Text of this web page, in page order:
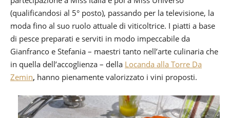
(qualificandosi al 5° posto), passando per la televisione, la
moda fino al suo ruolo attuale di viticoltrice. I piatti a base
di pesce preparati e serviti in modo impeccabile da
Gianfranco e Stefania – maestri tanto nell’arte culinaria che
in quella dell’accoglienza – della Locanda alla Torre Da
Zemin, hanno pienamente valorizzato i vini proposti.